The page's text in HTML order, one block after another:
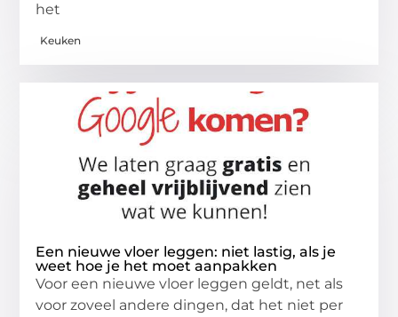
het
Keuken
Een nieuwe vloer leggen: niet lastig, als je
weet hoe je het moet aanpakken
Voor een nieuwe vloer leggen geldt, net als
voor zoveel andere dingen, dat het niet per